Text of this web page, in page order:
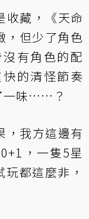
收藏，《天命
，但少了角色
有角色的配
的清怪節奏
一味……？
，我方這邊有
，一隻5星
玩都這麼非，